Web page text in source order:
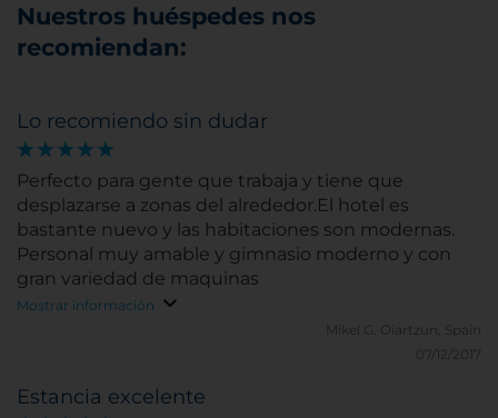
Nuestros huéspedes nos
recomiendan:
Lo recomiendo sin dudar
Perfecto para gente que trabaja y tiene que
desplazarse a zonas del alrededor.El hotel es
bastante nuevo y las habitaciones son modernas.
Personal muy amable y gimnasio moderno y con
gran variedad de maquinas
Mostrar información
Mikel G.
Oiartzun, Spain
07/12/2017
Estancia excelente